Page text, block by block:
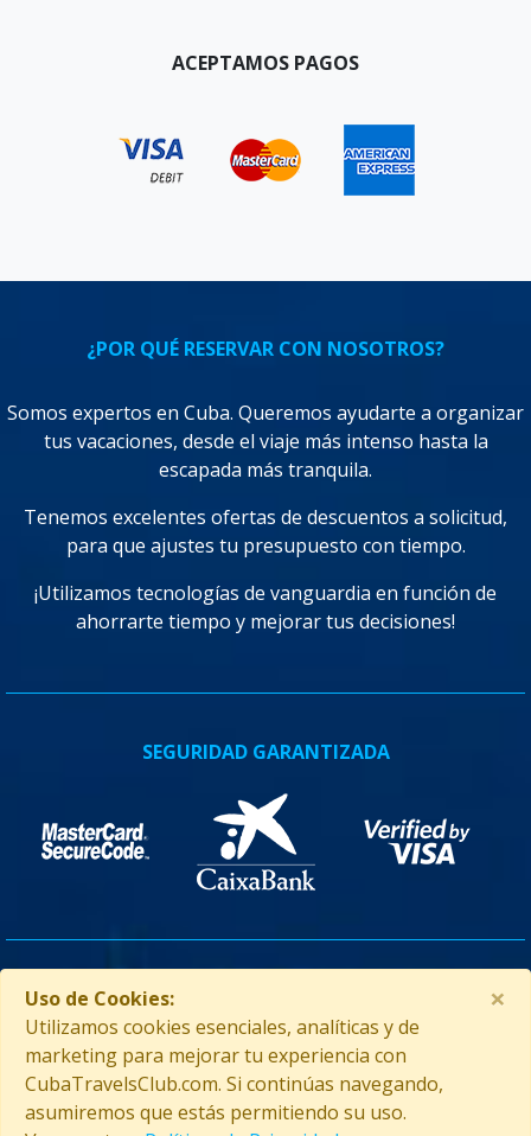
Uso de Cookies:
Utilizamos cookies esenciales, analíticas y de
marketing para mejorar tu experiencia con
CubaTravelsClub.com. Si continúas navegando,
asumiremos que estás permitiendo su uso.
×
ACEPTAMOS PAGOS
¿POR QUÉ RESERVAR CON NOSOTROS?
Somos expertos en Cuba. Queremos ayudarte a organizar
tus vacaciones, desde el viaje más intenso hasta la
escapada más tranquila.
Tenemos excelentes ofertas de descuentos a solicitud,
para que ajustes tu presupuesto con tiempo.
¡Utilizamos tecnologías de vanguardia en función de
ahorrarte tiempo y mejorar tus decisiones!
SEGURIDAD GARANTIZADA
ASISTENCIA EN CUBA